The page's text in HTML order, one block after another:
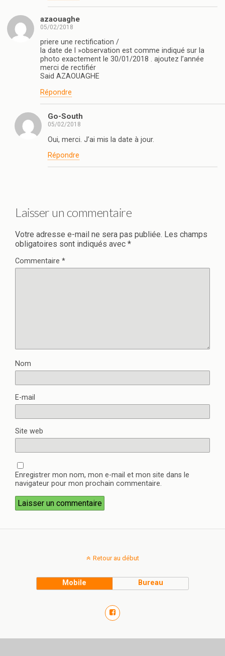
azaouaghe
05/02/2018
priere une rectification /
la date de l »observation est comme indiqué sur la
photo exactement le 30/01/2018 . ajoutez l’année
merci de rectifiér
Said AZAOUAGHE
Répondre
Go-South
05/02/2018
Oui, merci. J’ai mis la date à jour.
Répondre
Laisser un commentaire
Votre adresse e-mail ne sera pas publiée. Les champs
obligatoires sont indiqués avec *
Commentaire *
Nom
E-mail
Site web
Enregistrer mon nom, mon e-mail et mon site dans le
navigateur pour mon prochain commentaire.
Retour au début
Mobile Bureau